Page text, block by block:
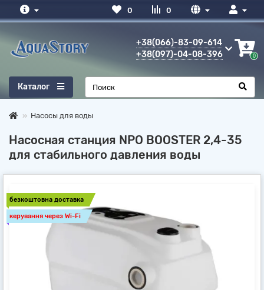
0
0
+38(066)-83-09-614
+38(097)-04-08-396
0
Каталог
Насосы для воды
Насосная станция NPO BOOSTER 2,4-35
для стабильного давления воды
безкоштовна доставка
керування через Wi-Fi